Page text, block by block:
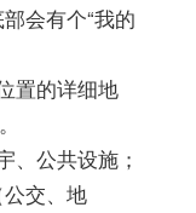
会有个“我的
置的详细地
、公共设施；
交、地